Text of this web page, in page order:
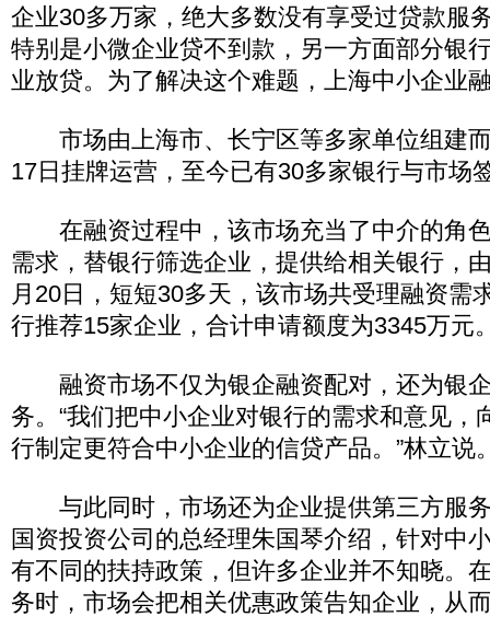
企业30多万家，绝大多数没有享受过贷款服
特别是小微企业贷不到款，另一方面部分银
业放贷。为了解决这个难题，上海中小企业
市场由上海市、长宁区等多家单位组建而
17日挂牌运营，至今已有30多家银行与市场
在融资过程中，该市场充当了中介的角
需求，替银行筛选企业，提供给相关银行，
月20日，短短30多天，该市场共受理融资需
行推荐15家企业，合计申请额度为3345万元
融资市场不仅为银企融资配对，还为银
务。“我们把中小企业对银行的需求和意见，
行制定更符合中小企业的信贷产品。”林立说
与此同时，市场还为企业提供第三方服
国资投资公司的总经理朱国琴介绍，针对中
有不同的扶持政策，但许多企业并不知晓。
务时，市场会把相关优惠政策告知企业，从